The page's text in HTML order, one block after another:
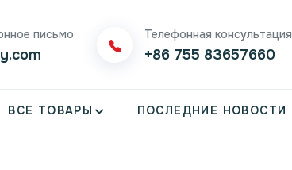
письмо Телефонная консультация
+86 755 83657660
ВСЕ ТОВАРЫ ПОСЛЕДНИЕ НОВОСТИ